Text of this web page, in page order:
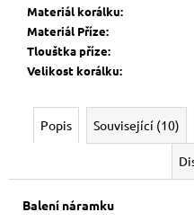
Materiál korálku:
Materiál Příze:
Tlouštka příze:
Velikost korálku:
Popis Související (10)
Balení náramku